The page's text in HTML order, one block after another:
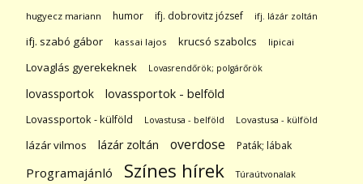
hugyecz mariann humor ifj. dobrovitz józsef ifj. lázár zoltán
ifj. szabó gábor kassai lajos krucsó szabolcs lipicai
Lovaglás gyerekeknek Lovasrendőrök; polgárőrök
lovassportok lovassportok - belföld
Lovassportok - külföld Lovastusa - belföld Lovastusa - külföld
lázár vilmos lázár zoltán overdose Paták; lábak
Programajánló Színes hírek Túraútvonalak